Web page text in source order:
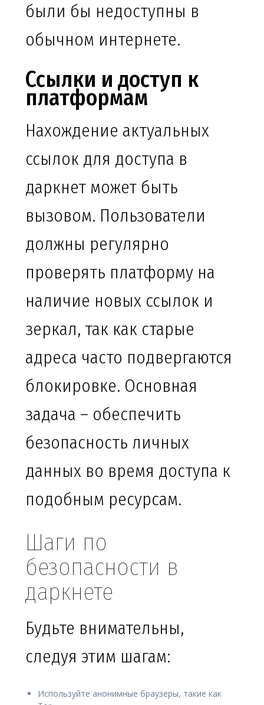
были бы недоступны в
обычном интернете.
Ссылки и доступ к
платформам
Нахождение актуальных
ссылок для доступа в
даркнет может быть
вызовом. Пользователи
должны регулярно
проверять платформу на
наличие новых ссылок и
зеркал, так как старые
адреса часто подвергаются
блокировке. Основная
задача – обеспечить
безопасность личных
данных во время доступа к
подобным ресурсам.
Шаги по
безопасности в
даркнете
Будьте внимательны,
следуя этим шагам:
Используйте анонимные браузеры, такие как